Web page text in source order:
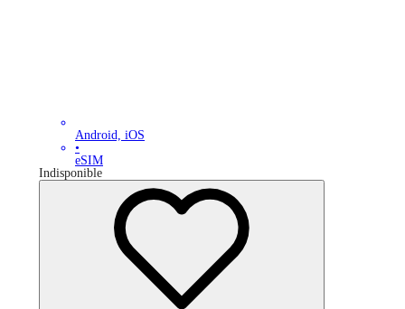
Android, iOS
•
eSIM
Indisponible